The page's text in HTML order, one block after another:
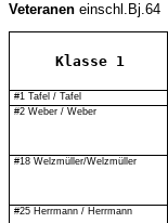
Veteranen einschl.Bj.64
Klasse 1
#1 Tafel / Tafel
#2 Weber / Weber
#18 Welzmüller/Welzmüller
#25 Herrmann / Herrmann